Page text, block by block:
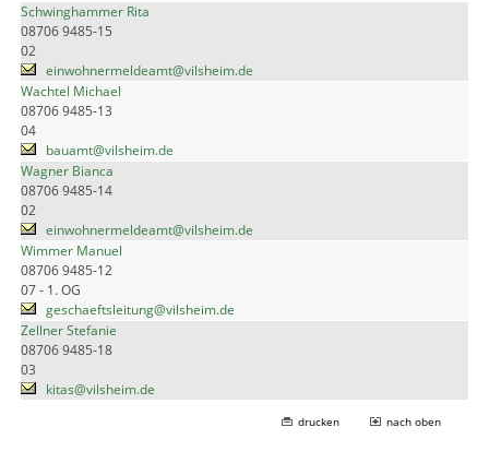
Schwinghammer Rita
08706 9485-15
02
einwohnermeldeamt@vilsheim.de
Wachtel Michael
08706 9485-13
04
bauamt@vilsheim.de
Wagner Bianca
08706 9485-14
02
einwohnermeldeamt@vilsheim.de
Wimmer Manuel
08706 9485-12
07 - 1. OG
geschaeftsleitung@vilsheim.de
Zellner Stefanie
08706 9485-18
03
kitas@vilsheim.de
drucken nach oben